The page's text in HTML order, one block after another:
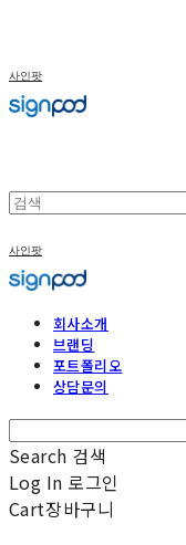
사인팟
사인팟
회사소개
브랜딩
포트폴리오
상담문의
Search 검색
Log In 로그인
Cart장바구니